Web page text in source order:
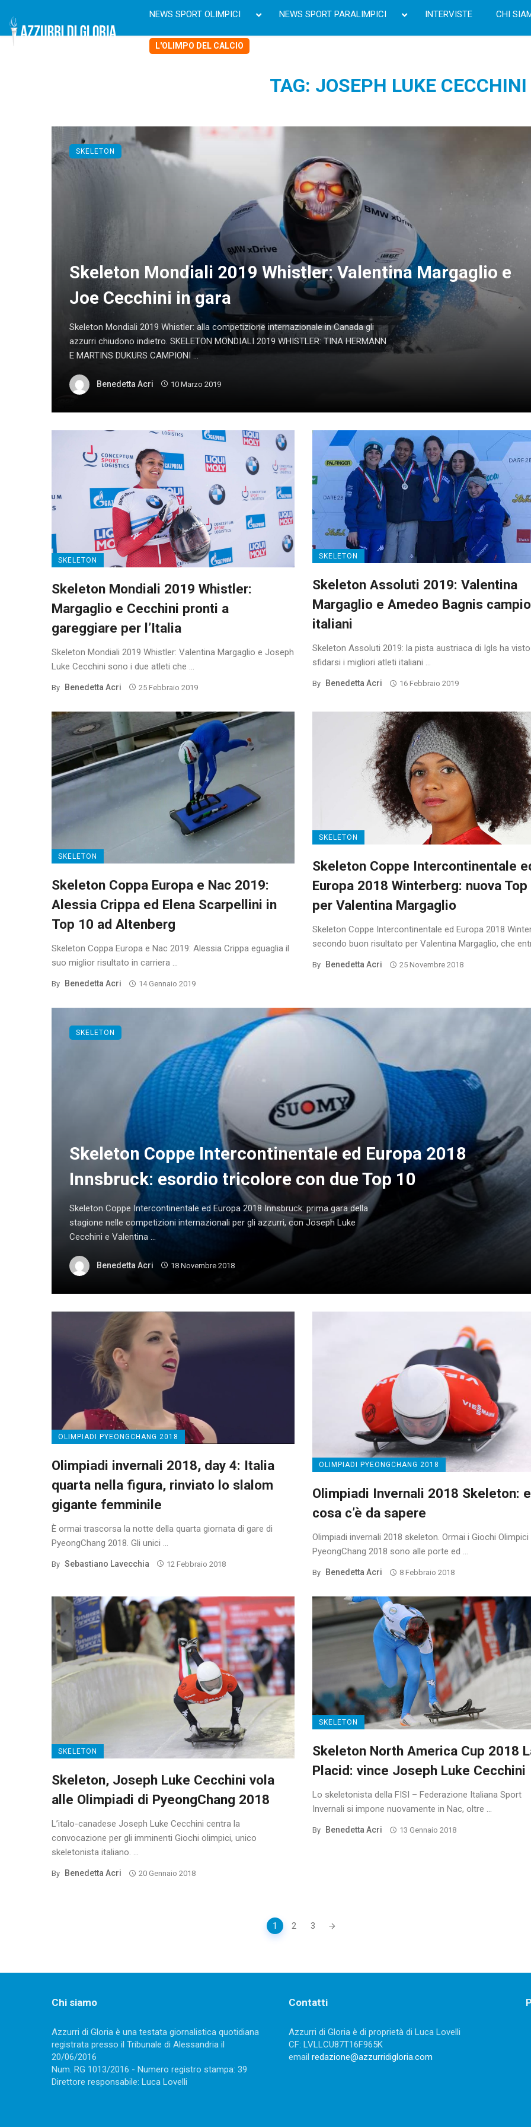
NEWS SPORT OLIMPICI NEWS SPORT PARALIMPICI INTERVISTE CHI
L'OLIMPO DEL CALCIO
TAG: JOSEPH LUKE CECCHINI
Skeleton Mondiali 2019 Whistler: Valentina Margaglio e
Joe Cecchini in gara
Skeleton Mondiali 2019 Whistler: alla competizione internazionale in Canada gli
azzurri chiudono indietro. SKELETON MONDIALI 2019 WHISTLER: TINA HERMANN
E MARTINS DUKURS CAMPIONI ...
Benedetta Acri 10 Marzo 2019
SKELETON
SKELETON
Skeleton Mondiali 2019 Whistler:
Margaglio e Cecchini pronti a
gareggiare per l’Italia
Skeleton Mondiali 2019 Whistler: Valentina Margaglio e Joseph
Luke Cecchini sono i due atleti che ...
By Benedetta Acri 25 Febbraio 2019
SKELETON
Skeleton Assoluti 2019: Valentina
Margaglio e Amedeo Bagnis
italiani
Skeleton Assoluti 2019: la pista austriaca di Igls ha visto
sfidarsi i migliori atleti italiani ...
By Benedetta Acri 16 Febbraio 2019
SKELETON
Skeleton Coppa Europa e Nac 2019:
Alessia Crippa ed Elena Scarpellini in
Top 10 ad Altenberg
Skeleton Coppa Europa e Nac 2019: Alessia Crippa eguaglia il
suo miglior risultato in carriera ...
By Benedetta Acri 14 Gennaio 2019
SKELETON
Skeleton Coppe Intercontinentale
Europa 2018 Winterberg: nuova Top
per Valentina Margaglio
Skeleton Coppe Intercontinentale ed Europa 2018
secondo buon risultato per Valentina Margaglio, che
By Benedetta Acri 25 Novembre 2018
Skeleton Coppe Intercontinentale ed Europa 2018
Innsbruck: esordio tricolore con due Top 10
Skeleton Coppe Intercontinentale ed Europa 2018 Innsbruck: prima gara della
stagione nelle competizioni internazionali per gli azzurri, con Joseph Luke
Cecchini e Valentina ...
Benedetta Acri 18 Novembre 2018
SKELETON
OLIMPIADI PYEONGCHANG 2018
Olimpiadi invernali 2018, day 4: Italia
quarta nella figura, rinviato lo slalom
gigante femminile
È ormai trascorsa la notte della quarta giornata di gare di
PyeongChang 2018. Gli unici ...
By Sebastiano Lavecchia 12 Febbraio 2018
OLIMPIADI PYEONGCHANG 2018
Olimpiadi Invernali 2018 Skeleton:
cosa c’è da sapere
Olimpiadi invernali 2018 skeleton. Ormai i Giochi Olimpici
PyeongChang 2018 sono alle porte ed ...
By Benedetta Acri 8 Febbraio 2018
SKELETON
Skeleton, Joseph Luke Cecchini vola
alle Olimpiadi di PyeongChang 2018
L’italo-canadese Joseph Luke Cecchini centra la
convocazione per gli imminenti Giochi olimpici, unico
skeletonista italiano. ...
By Benedetta Acri 20 Gennaio 2018
SKELETON
Skeleton North America Cup 2018
Placid: vince Joseph Luke Cecchini
Lo skeletonista della FISI – Federazione Italiana Sport
Invernali si impone nuovamente in Nac, oltre ...
By Benedetta Acri 13 Gennaio 2018
1 2 3
Chi siamo
Azzurri di Gloria è una testata giornalistica quotidiana
registrata presso il Tribunale di Alessandria il
20/06/2016
Num. RG 1013/2016 - Numero registro stampa: 39
Direttore responsabile: Luca Lovelli
Contatti
Azzurri di Gloria è di proprietà di Luca Lovelli
CF: LVLLCU87T16F965K
email redazione@azzurridigloria.com